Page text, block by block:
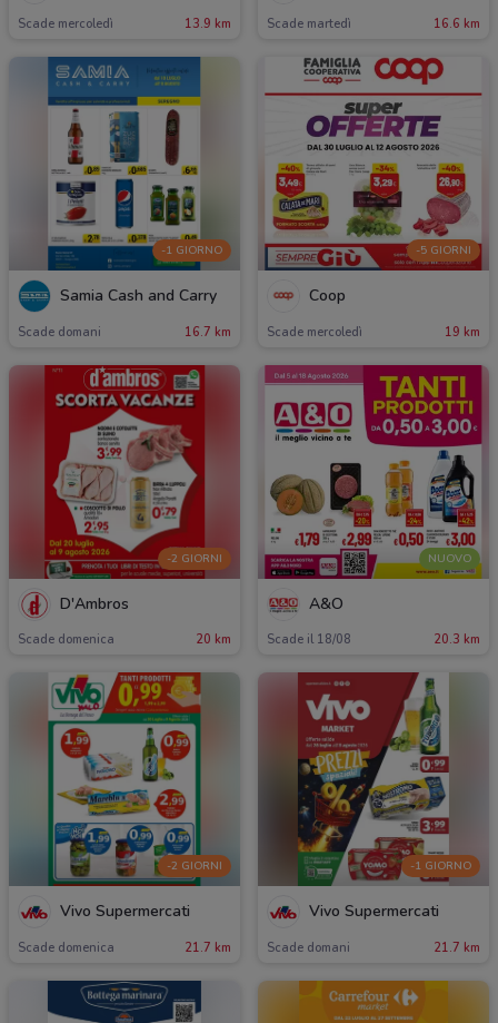
Scade mercoledì 13.9 km Scade martedì 16.6 km
-1 GIORNO
Samia Cash and Carry
Scade domani 16.7 km
-5 GIORNI
Coop
Scade mercoledì 19 km
-2 GIORNI
D'Ambros
Scade domenica 20 km
NUOVO
A&O
Scade il 18/08 20.3 km
-2 GIORNI
Vivo Supermercati
Scade domenica 21.7 km
-1 GIORNO
Vivo Supermercati
Scade domani 21.7 km